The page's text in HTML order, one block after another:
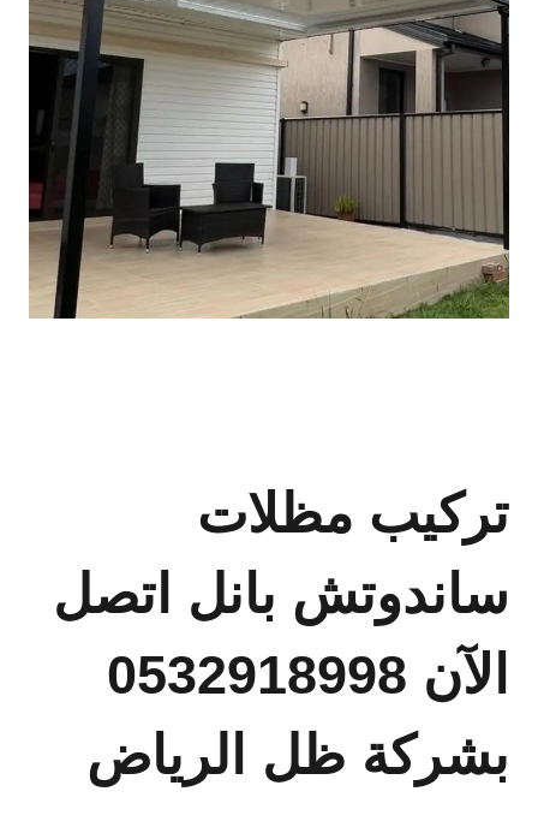
تركيب مظلات
ساندوتش بانل اتصل
الآن 0532918998
بشركة ظل الرياض